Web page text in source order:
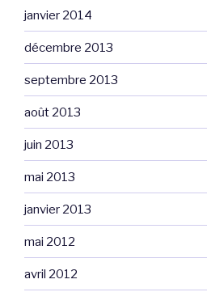
janvier 2014
décembre 2013
septembre 2013
août 2013
juin 2013
mai 2013
janvier 2013
mai 2012
avril 2012